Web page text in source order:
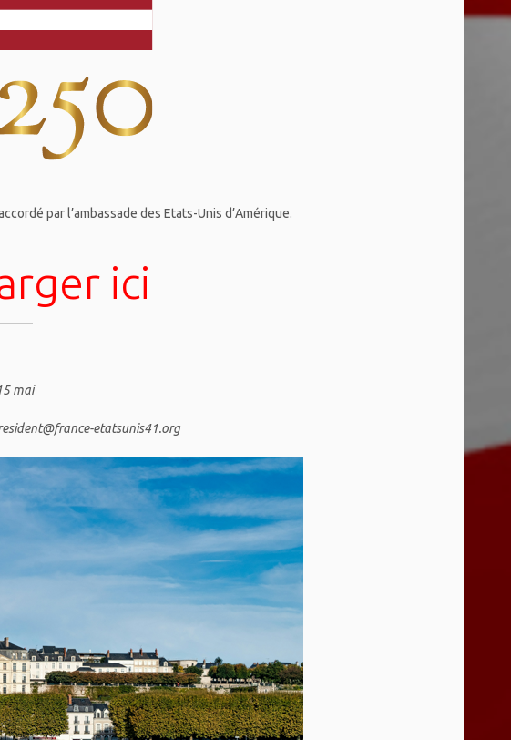
par l’ambassade des Etats-Unis d’Amérique.
ici
mai
etatsunis41.org